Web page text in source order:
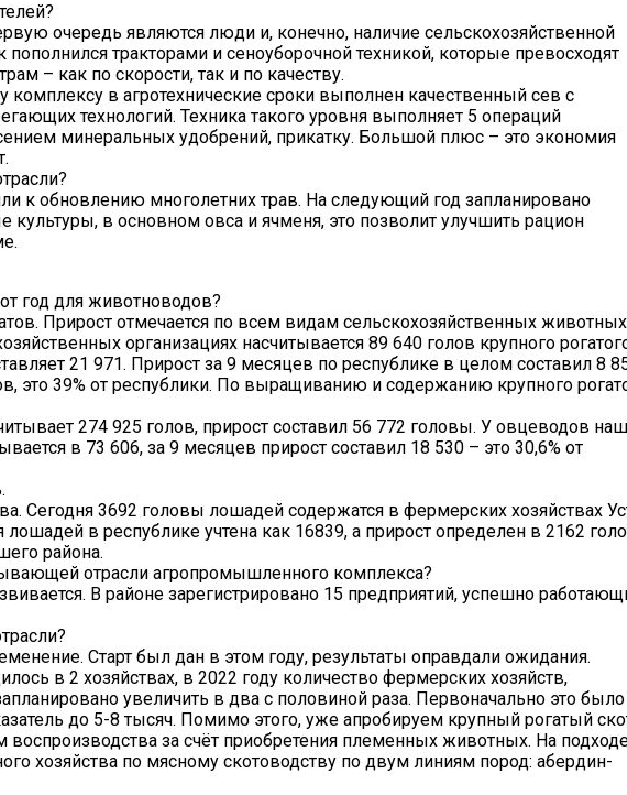
очередь являются люди и, конечно, наличие сельскохозяйственной
тракторами и сеноуборочной техникой, которые превосходят
– как по скорости, так и по качеству.
комплексу в агротехнические сроки выполнен качественный сев с
технологий. Техника такого уровня выполняет 5 операций
минеральных удобрений, прикатку. Большой плюс – это экономия
к обновлению многолетних трав. На следующий год запланировано
в основном овса и ячменя, это позволит улучшить рацион
год для животноводов?
Прирост отмечается по всем видам сельскохозяйственных
организациях насчитывается 89 640 голов крупного
21 971. Прирост за 9 месяцев по республике в целом составил 8
это 39% от республики. По выращиванию и содержанию крупного
274 925 голов, прирост составил 56 772 головы. У овцеводов
в 73 606, за 9 месяцев прирост составил 18 530 – это 30,6% от
Сегодня 3692 головы лошадей содержатся в фермерских хозяйствах
лошадей в республике учтена как 16839, а прирост определен в 2162
района.
отрасли агропромышленного комплекса?
В районе зарегистрировано 15 предприятий, успешно
Старт был дан в этом году, результаты оправдали ожидания.
в 2 хозяйствах, в 2022 году количество фермерских хозяйств,
увеличить в два с половиной раза. Первоначально это было
до 5-8 тысяч. Помимо этого, уже апробируем крупный рогатый
за счёт приобретения племенных животных. На
хозяйства по мясному скотоводству по двум линиям пород: абердин-